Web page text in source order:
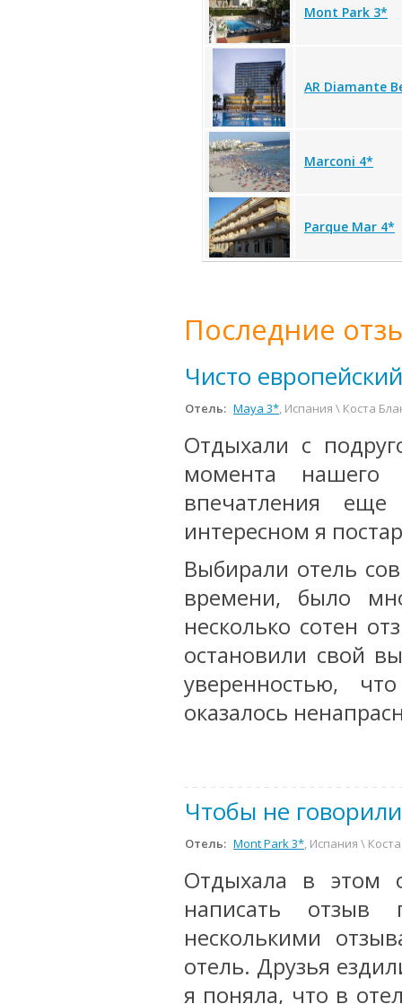
Mont Park 3*
AR Diamante
Marconi 4*
Parque Mar 4*
Последние
Чисто
Отель: Maya 3*, Испания \ Коста
Отдыхали с
момента
впечатления
интересном я
Выбирали отель
времени, было
несколько сотен
остановили свой
уверенностью,
оказалось
Чтобы не
Отель: Mont Park 3*, Испания \
Отдыхала в этом
написать отзыв
несколькими
отель. Друзья
я поняла, что в